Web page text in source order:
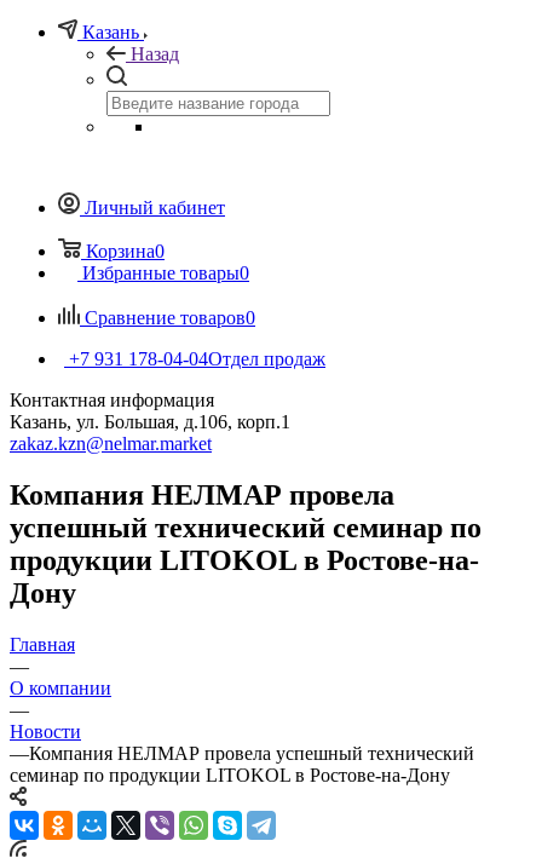
Казань
Назад
Личный кабинет
Корзина0
Избранные товары0
Сравнение товаров0
+7 931 178-04-04Отдел продаж
Контактная информация
Казань, ул. Большая, д.106, корп.1
zakaz.kzn@nelmar.market
Компания НЕЛМАР провела
успешный технический семинар по
продукции LITOKOL в Ростове-на-
Дону
Главная
—
О компании
—
Новости
—Компания НЕЛМАР провела успешный технический
семинар по продукции LITOKOL в Ростове-на-Дону